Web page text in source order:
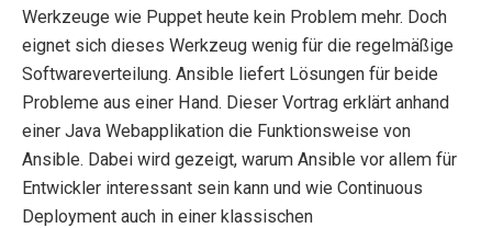
Werkzeuge wie Puppet heute kein Problem mehr. Doch
eignet sich dieses Werkzeug wenig für die regelmäßige
Softwareverteilung. Ansible liefert Lösungen für beide
Probleme aus einer Hand. Dieser Vortrag erklärt anhand
einer Java Webapplikation die Funktionsweise von
Ansible. Dabei wird gezeigt, warum Ansible vor allem für
Entwickler interessant sein kann und wie Continuous
Deployment auch in einer klassischen